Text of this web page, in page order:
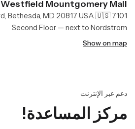
Westfield Mountgomery Mall
7101 Democracy Blvd, Bethesda, MD 20817 USA 🇺🇸
Second Floor — next to Nordstrom
Show on map
دعم عبر الإنترنت
مركز المساعدة!